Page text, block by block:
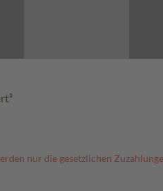
nur die gesetzlichen